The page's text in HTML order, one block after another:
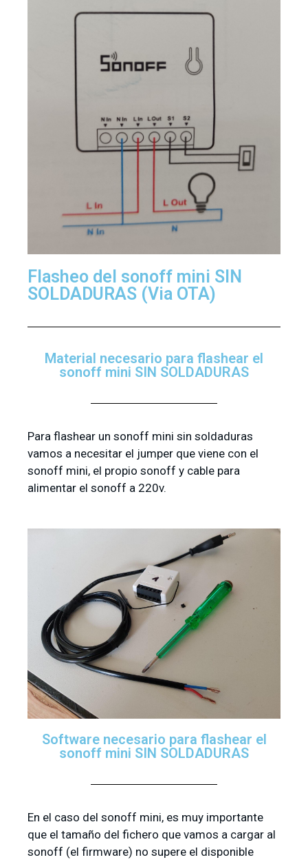
Flasheo del sonoff mini SIN
SOLDADURAS (Via OTA)
Material necesario para flashear el
sonoff mini SIN SOLDADURAS
Para flashear un sonoff mini sin soldaduras
vamos a necesitar el jumper que viene con el
sonoff mini, el propio sonoff y cable para
alimentar el sonoff a 220v.
Software necesario para flashear el
sonoff mini SIN SOLDADURAS
En el caso del sonoff mini, es muy importante
que el tamaño del fichero que vamos a cargar al
sonoff (el firmware) no supere el disponible